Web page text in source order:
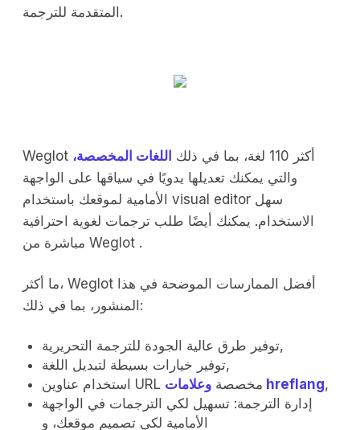
المتقدمة للترجمة.
Weglot أكثر 110 لغة، بما في ذلك
اللغات المخصصة،
والتي يمكنك تعديلها يدويًا في سياقها على الواجهة
الأمامية لموقعك باستخدام visual editor سهل
الاستخدام. يمكنك أيضًا طلب ترجمات لغوية احترافية
مباشرة من Weglot .
ما أكثر، Weglot أفضل الممارسات الموضحة في هذا
المنشور، بما في ذلك:
توفير طرق عالية الجودة للترجمة التحريرية,
توفير خيارات بسيطة لتبديل اللغة,
استخدام عناوين URL مخصصة وعلامات hreflang,
إدارة الترجمة: تسهيل لكي الترجمات في الواجهة
الأمامية لكي تصميم موقعك، و